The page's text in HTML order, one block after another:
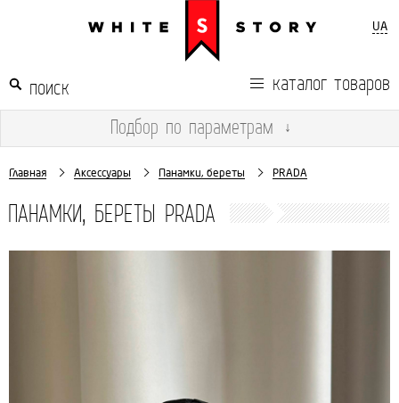
UA
каталог товаров
Подбор по параметрам ↓
Главная Аксессуары Панамки, береты PRADA
ПАНАМКИ, БЕРЕТЫ PRADA